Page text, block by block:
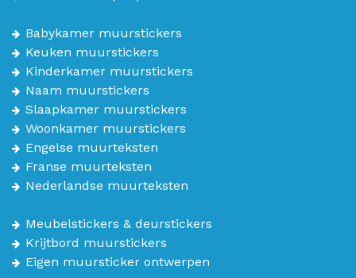
Babykamer muurstickers
Keuken muurstickers
Kinderkamer muurstickers
Naam muurstickers
Slaapkamer muurstickers
Woonkamer muurstickers
Engelse muurteksten
Franse muurteksten
Nederlandse muurteksten
Meubelstickers & deurstickers
Krijtbord muurstickers
Eigen muursticker ontwerpen